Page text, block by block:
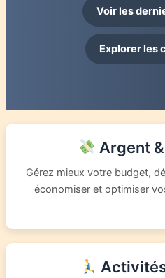
Voir les
Explorer les
Argent
Gérez mieux votre budget,
économiser et optimiser